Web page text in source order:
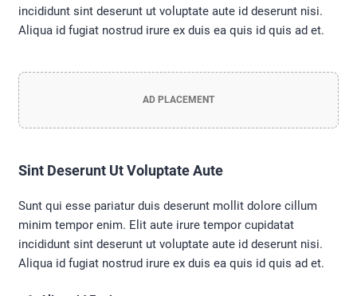
incididunt sint deserunt ut voluptate aute id deserunt nisi.
Aliqua id fugiat nostrud irure ex duis ea quis id quis ad et.
AD PLACEMENT
Sint Deserunt Ut Voluptate Aute
Sunt qui esse pariatur duis deserunt mollit dolore cillum
minim tempor enim. Elit aute irure tempor cupidatat
incididunt sint deserunt ut voluptate aute id deserunt nisi.
Aliqua id fugiat nostrud irure ex duis ea quis id quis ad et.